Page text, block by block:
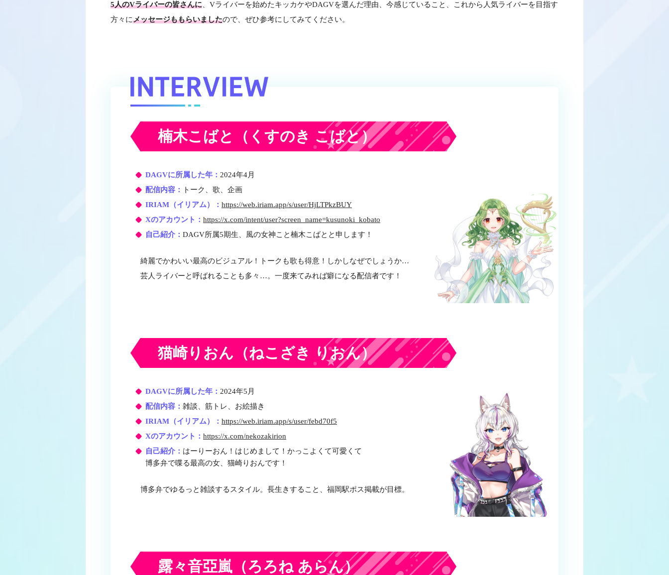
5人のVライバーの皆さんに 、Vライバーを始めたキッカケやDAGVを選んだ理由、今感じていること、これから人気ライバーを目指す
方々にメッセージももらいましたので、ぜひ参考にしてみてください。
楠木こばと （くすのき こばと）
DAGVに所属した年： 2024年4月
配信内容：
トーク、歌、企画
IRIAM（イリアム）： https://web.iriam.app/s/user/HjLTPkzBUY
Xのアカウント： https://x.com/intent/user?screen_name=kusunoki_kobato
自己紹介： DAGV所属5期生、風の女神こと楠木こばとと申します！
綺麗でかわいい最高のビジュアル！トークも歌も得意！しかしなぜでしょうか…
芸人ライバーと呼ばれることも多々…。一度来てみれば癖になる配信者です！
猫崎りおん （ねこざき りおん）
DAGVに所属した年： 2024年5月
配信内容： 雑談、筋トレ、お絵描き
IRIAM（イリアム）： https://web.iriam.app/s/user/febd70f5
Xのアカウント： https://x.com/nekozakirion
自己紹介： はーりーおん！はじめまして！かっこよくて可愛くて
博多弁で喋る最高の女、猫崎りおんです！
博多弁でゆるっと雑談するスタイル。長生きすること、福岡駅ポス掲載が目標。
露々音亞嵐 （ろろね あらん）